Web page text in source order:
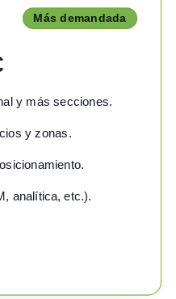
Más demandada
y más secciones.
y zonas.
analítica, etc.).